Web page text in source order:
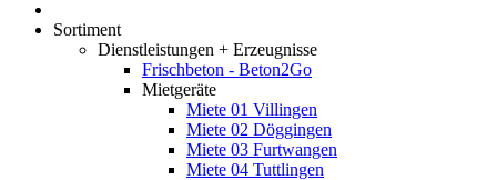
Sortiment
Dienstleistungen + Erzeugnisse
Frischbeton - Beton2Go
Mietgeräte
Miete 01 Villingen
Miete 02 Döggingen
Miete 03 Furtwangen
Miete 04 Tuttlingen